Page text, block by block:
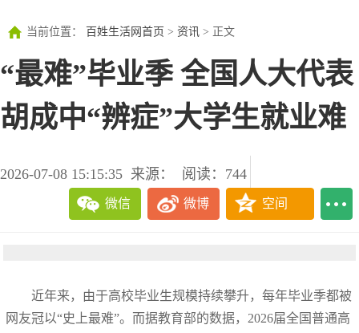
当前位置： 百姓生活网首页 > 资讯 > 正文
“最难”毕业季 全国人大代表
胡成中“辨症”大学生就业难
2026-07-08 15:15:35 来源： 阅读：744
微信 微博 空间
近年来，由于高校毕业生规模持续攀升，每年毕业季都被
网友冠以“史上最难”。而据教育部的数据，2026届全国普通高